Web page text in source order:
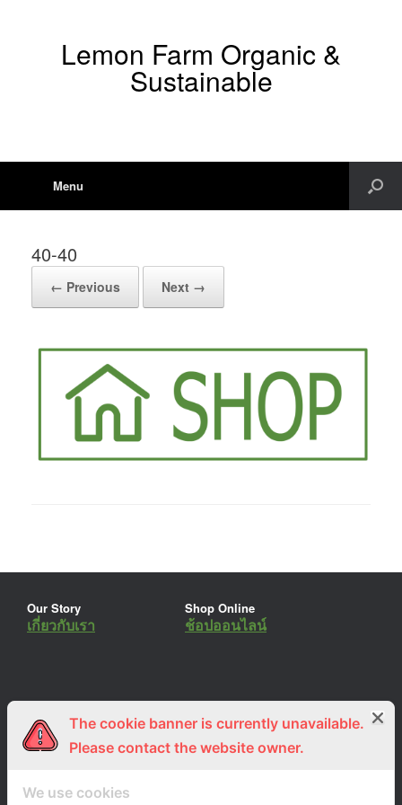
Lemon Farm Organic &
Sustainable
Menu
40-40
← Previous Next →
Our Story
เกี่ยวกับเรา
Shop Online
ช้อปออนไลน์
ร่วมงานกับเรา
สมัครงาน
Lemon Farm Cafe
ร้านอาหารอินทรีย์
The cookie banner is currently unavailable.
Please contact the website owner.
We use cookies